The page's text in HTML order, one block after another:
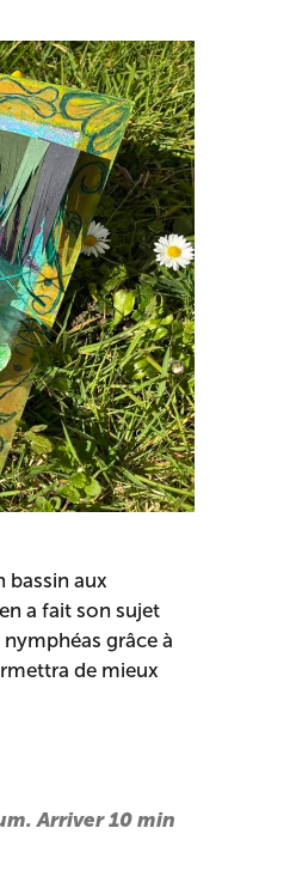
bassin aux
a fait son sujet
grâce à
de mieux
Arriver 10 min